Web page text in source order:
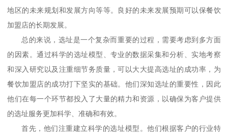
地区的未来规划和发展方向等等。良好的未来发展预期可以保餐饮
加盟店的长期发展。
总的来说，选址是一个复杂而重要的过程，需要考虑到多方面
的因素。通过科学的选址模型、专业的数据采集和分析、实地考察
和深入研究以及注重细节务质量，可以大大提高选址的成功率，为
餐饮加盟店的成功打下坚实的基础。他们深知选址的重要性，因此
他们在每一个环节都投入了大量的精力和资源，以确保为客户提供
的选址服务更加科学、准确和有效。
首先，他们注重建立科学的选址模型。他们根据客户的行业特